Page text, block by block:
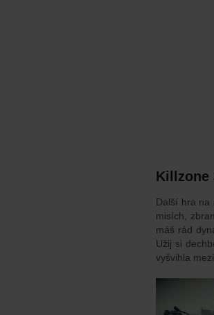
Killzone
Další hra na
misích,
máš rád
Užij si
vyšvihla